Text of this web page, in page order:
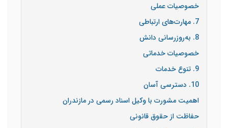
خصوصیات عملی
7. مهارت‌های ارتباطی
8. به‌روزرسانی دانش
خصوصیات خدماتی
9. تنوع خدمات
10. دسترسی آسان
اهمیت مشورت با وکیل اسناد رسمی در مازندران
حفاظت از حقوق قانونی